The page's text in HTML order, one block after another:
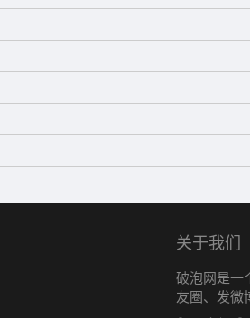
关于我们
破泡网是一
友圈、发微